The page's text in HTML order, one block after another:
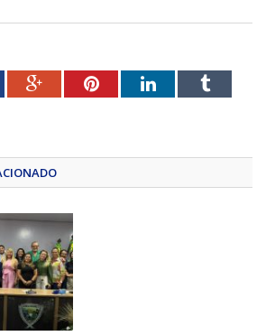
Google+PinterestLinkedInTumblr